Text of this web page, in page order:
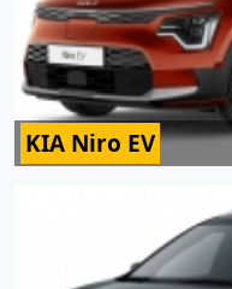
KIA Niro EV